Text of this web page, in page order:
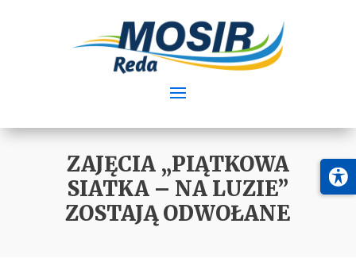
ZAJĘCIA „PIĄTKOWA
SIATKA – NA LUZIE”
ZOSTAJĄ ODWOŁANE